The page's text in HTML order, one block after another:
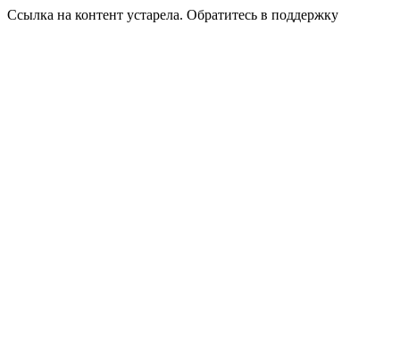
Ссылка на контент устарела. Обратитесь в поддержку